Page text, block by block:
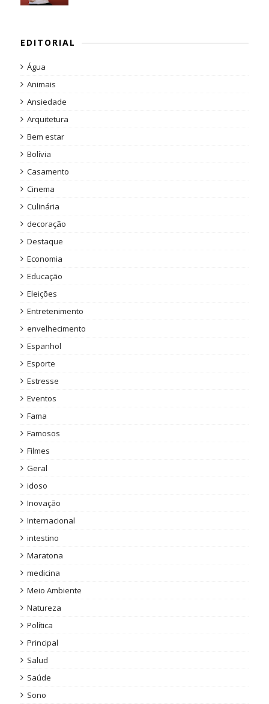
EDITORIAL
Água
Animais
Ansiedade
Arquitetura
Bem estar
Bolívia
Casamento
Cinema
Culinária
decoração
Destaque
Economia
Educação
Eleições
Entretenimento
envelhecimento
Espanhol
Esporte
Estresse
Eventos
Fama
Famosos
Filmes
Geral
idoso
Inovação
Internacional
intestino
Maratona
medicina
Meio Ambiente
Natureza
Política
Principal
Salud
Saúde
Sono